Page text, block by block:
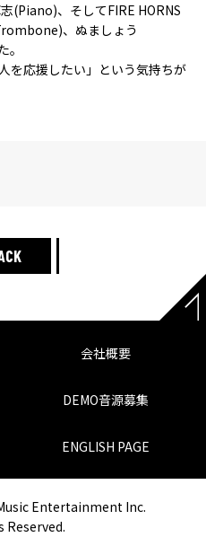
(Piano)、そしてFIRE HORNS
、ぬましょう
を応援したい」という気持ちが
会社概要
DEMO音源募集
ENGLISH PAGE
Entertainment Inc.
Reserved.